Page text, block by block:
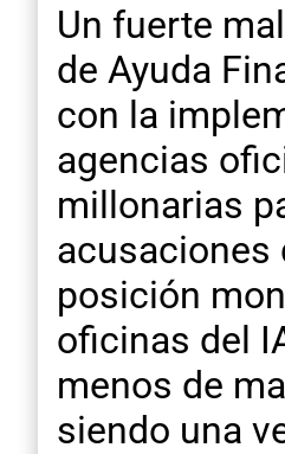
Un fuerte
de Ayuda
con la
agencias
millonarias
acusaciones
posición
oficinas del
menos de
siendo una